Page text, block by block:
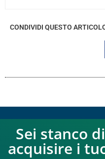
CONDIVIDI QUESTO
Sei stanco
acquisire i